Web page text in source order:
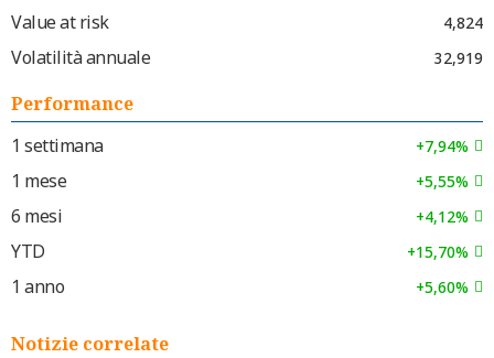
Value at risk 4,824
Volatilità annuale 32,919
Performance
1 settimana
+7,94%
1 mese +5,55%
6 mesi +4,12%
YTD +15,70%
1 anno +5,60%
Notizie correlate